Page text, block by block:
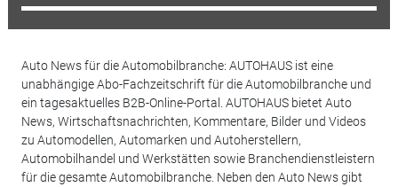
Auto News für die Automobilbranche: AUTOHAUS ist eine
unabhängige Abo-Fachzeitschrift für die Automobilbranche und
ein tagesaktuelles B2B-Online-Portal. AUTOHAUS bietet Auto
News, Wirtschaftsnachrichten, Kommentare, Bilder und Videos
zu Automodellen, Automarken und Autoherstellern,
Automobilhandel und Werkstätten sowie Branchendienstleistern
für die gesamte Automobilbranche. Neben den Auto News gibt